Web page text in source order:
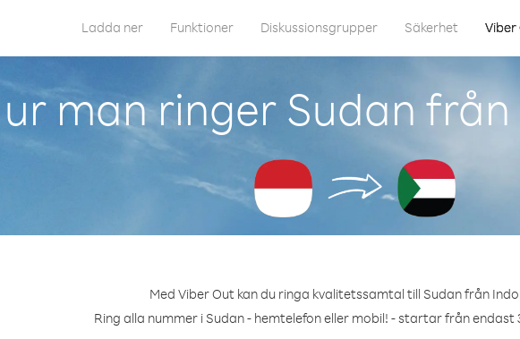
Ladda ner Funktioner Diskussionsgrupper Säkerhet Viber
man ringer Sudan
Med Viber Out kan du ringa kvalitetssamtal till Sudan från
Ring alla nummer i Sudan - hemtelefon eller mobil! - startar från endast